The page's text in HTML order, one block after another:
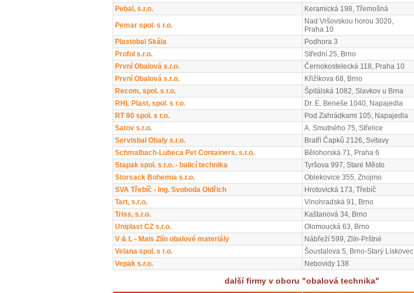
Pebal, s.r.o.
Keramická 198, Třemošná
Pemar spol. s r.o.
Nad Vršovskou horou 3020,
Praha 10
Plastobal Skála
Podhora 3
Profol s.r.o.
Střední 25, Brno
První Obalová s.r.o.
Černokostelecká 118, Praha 10
První Obalová s.r.o.
Křižíkova 68, Brno
Recom, spol. s r.o.
Špitálská 1082, Slavkov u Brna
RHL Plast, spol. s r.o.
Dr. E. Beneše 1040, Napajedla
RT 90 spol. s r.o.
Pod Zahrádkami 105, Napajedla
Satov s.r.o.
A. Smutného 75, Střelice
Servisbal Obaly s.r.o.
Bratří Čapků 2126, Svitavy
Schmalbach-Lubeca Pet Containers, s.r.o.
Bělohorská 71, Praha 6
Stapak spol. s r.o. - balicí technika
Tyršova 997, Staré Město
Storsack Bohemia s.r.o.
Oblekovice 355, Znojmo
SVA Třebíč - Ing. Svoboda Oldřich
Hrotovická 173, Třebíč
Tart, s.r.o.
Vinohradská 91, Brno
Triss, s.r.o.
Kaštanová 34, Brno
Uniplast CZ s.r.o.
Olomoucká 63, Brno
V & L - Mais Zlín obalové materiály
Nábřeží 599, Zlín-Prštné
Velana spol. s r.o.
Šoustalova 5, Brno-Starý Lískovec
Vepak s.r.o.
Nebovidy 138
další firmy v oboru "obalová technika"